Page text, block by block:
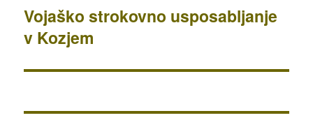
prispevka
Vojaško strokovno usposabljanje
v Kozjem